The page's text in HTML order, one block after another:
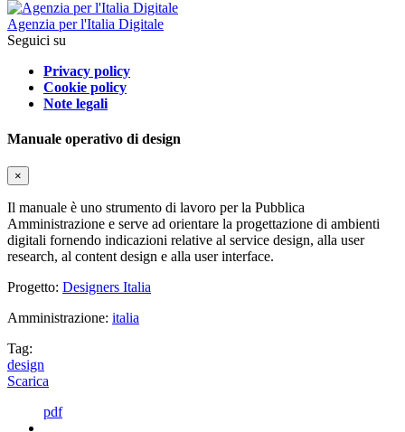
Agenzia per l'Italia Digitale
Seguici su
Privacy policy
Cookie policy
Note legali
Manuale operativo di design
×
Il manuale è uno strumento di lavoro per la Pubblica
Amministrazione e serve ad orientare la progettazione di ambienti
digitali fornendo indicazioni relative al service design, alla user
research, al content design e alla user interface.
Progetto: Designers Italia
Amministrazione: italia
Tag:
design
Scarica
pdf